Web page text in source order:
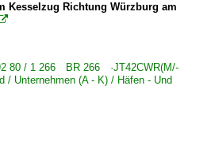
Kesselzug Richtung Würzburg am
80 / 1 266 BR 266 ·JT42CWR(M/-
/ Unternehmen (A - K) / Häfen - Und